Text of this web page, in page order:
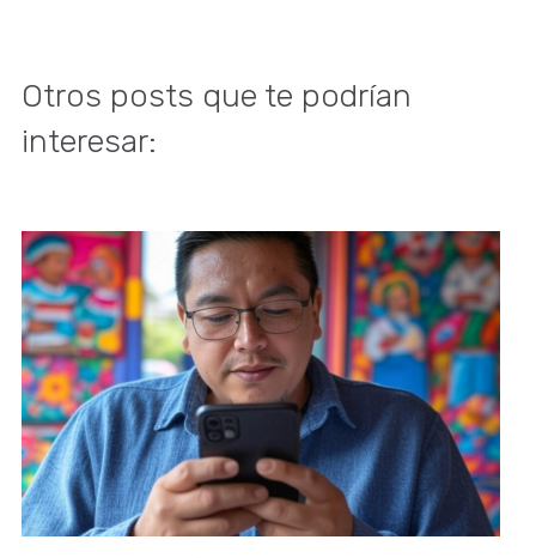
Otros posts que te podrían
interesar: